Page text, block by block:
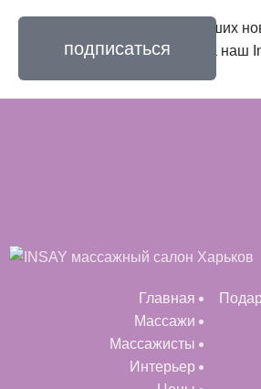
Хотите узнать первыми о наших
предложениях подпишись на наш
подписаться
Главная
Массажи
Массажисты
Интерьер